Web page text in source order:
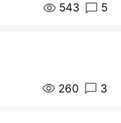
543 5
260 3